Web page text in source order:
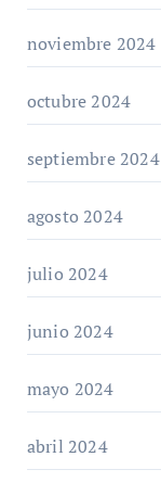
noviembre 2024
octubre 2024
septiembre 2024
agosto 2024
julio 2024
junio 2024
mayo 2024
abril 2024